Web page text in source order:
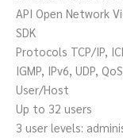
API Open Network
SDK
Protocols TCP/IP,
IGMP, IPv6, UDP,
User/Host
Up to 32 users
3 user levels: